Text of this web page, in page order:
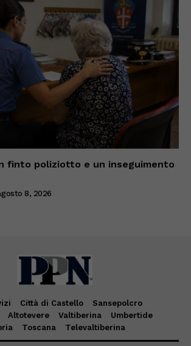
finto poliziotto e un inseguimento
8, 2026
Città di Castello
Sansepolcro
Altotevere Valtiberina
Umbertide
Toscana Televaltiberina